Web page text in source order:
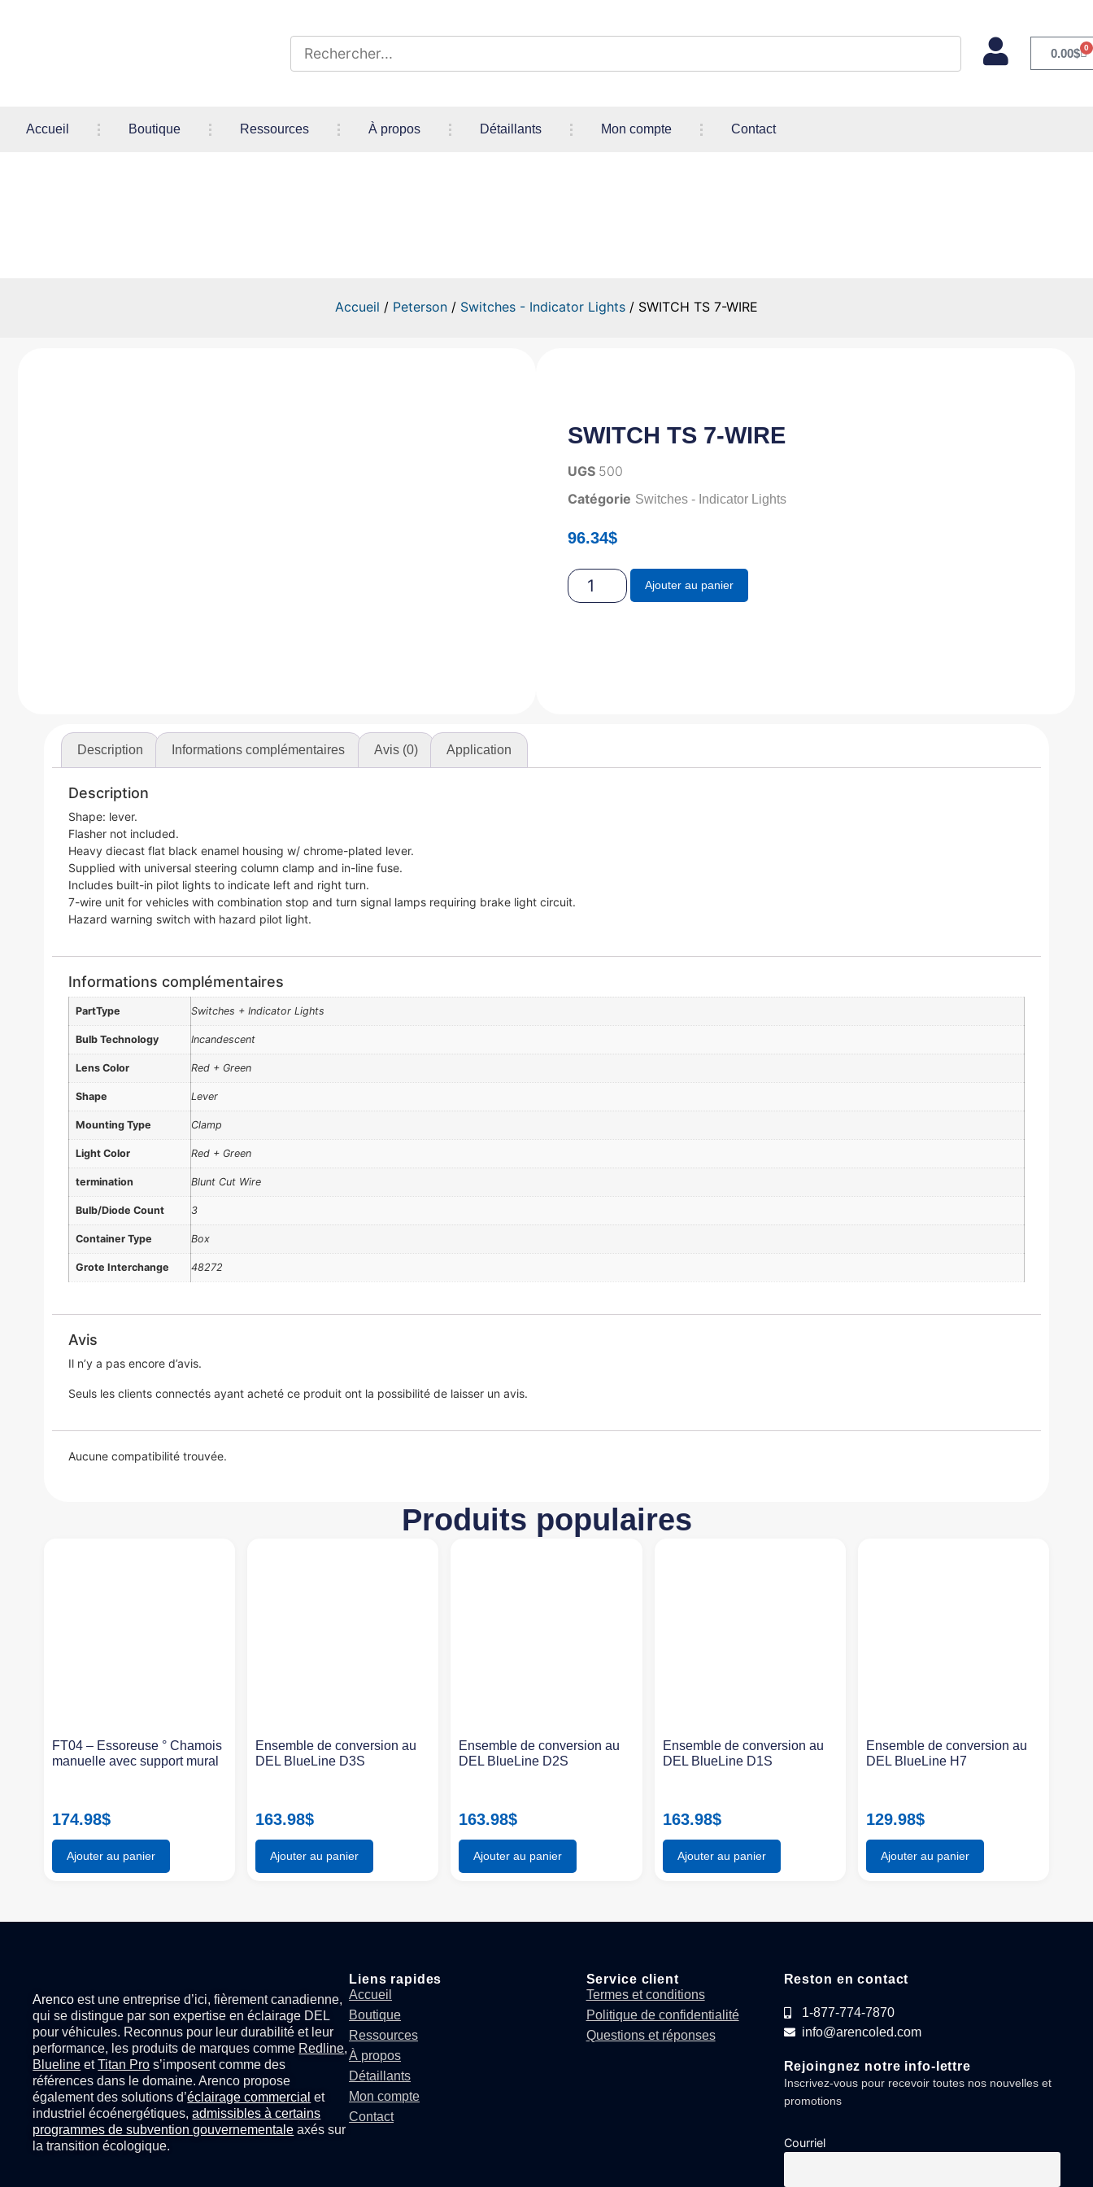
0.00$ 0
Accueil Boutique Ressources À propos Détaillants Mon compte Contact
Accueil / Peterson / Switches - Indicator Lights / SWITCH TS 7-WIRE
SWITCH TS 7-WIRE
UGS 500
Catégorie Switches - Indicator Lights
96.34$
Ajouter au panier
Description Informations complémentaires Avis (0) Application
Description
Shape: lever.
Flasher not included.
Heavy diecast flat black enamel housing w/ chrome-plated lever.
Supplied with universal steering column clamp and in-line fuse.
Includes built-in pilot lights to indicate left and right turn.
7-wire unit for vehicles with combination stop and turn signal lamps requiring brake light circuit.
Hazard warning switch with hazard pilot light.
Informations complémentaires
PartType Switches + Indicator Lights
Bulb Technology Incandescent
Lens Color Red + Green
Shape Lever
Mounting Type Clamp
Light Color Red + Green
termination Blunt Cut Wire
Bulb/Diode Count 3
Container Type Box
Grote Interchange 48272
Avis
Il n’y a pas encore d’avis.
Seuls les clients connectés ayant acheté ce produit ont la possibilité de laisser un avis.
Aucune compatibilité trouvée.
Produits populaires
FT04 – Essoreuse ° Chamois
manuelle avec support mural
174.98$
Ajouter au panier
Ensemble de conversion au
DEL BlueLine D3S
163.98$
Ajouter au panier
Ensemble de conversion au
DEL BlueLine D2S
163.98$
Ajouter au panier
Ensemble de conversion au
DEL BlueLine D1S
163.98$
Ajouter au panier
Ensemble de conversion au
DEL BlueLine H7
129.98$
Ajouter au panier
Arenco est une entreprise d’ici, fièrement canadienne,
qui se distingue par son expertise enéclairage DEL
pour véhicules. Reconnus pour leur durabilité et leur
performance, les produits de marques comme Redline,
Blueline etTitan Pro s’imposent comme des
références dans le domaine. Arenco propose
également des solutions d’éclairage commercial et
industriel écoénergétiques,admissibles à certains
programmes de subvention gouvernementale axés sur
la transition écologique.
Liens rapides
Accueil
Boutique
Ressources
À propos
Détaillants
Mon compte
Contact
Service client
Termes et conditions
Politique de confidentialité
Questions et réponses
Reston en contact
1-877-774-7870
info@arencoled.com
Rejoingnez notre info-lettre
Inscrivez-vous pour recevoir toutes nos nouvelles et
promotions
Courriel